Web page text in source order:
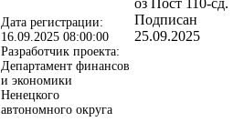
Дата регистрации:
16.09.2025 08:00:00
Разработчик проекта:
Департамент финансов
и экономики
Ненецкого
автономного округа
Подписан
25.09.2025